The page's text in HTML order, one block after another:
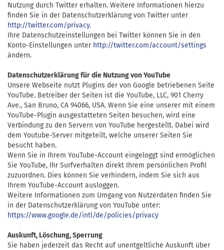
Nutzung durch Twitter erhalten. Weitere Informationen hierzu
finden Sie in der Datenschutzerklärung von Twitter unter
http://twitter.com/privacy.
Ihre Datenschutzeinstellungen bei Twitter können Sie in den
Konto-Einstellungen unter http://twitter.com/account/settings
ändern.
Datenschutzerklärung für die Nutzung von YouTube
Unsere Webseite nutzt Plugins der von Google betriebenen Seite
YouTube. Betreiber der Seiten ist die YouTube, LLC, 901 Cherry
Ave., San Bruno, CA 94066, USA. Wenn Sie eine unserer mit einem
YouTube-Plugin ausgestatteten Seiten besuchen, wird eine
Verbindung zu den Servern von YouTube hergestellt. Dabei wird
dem Youtube-Server mitgeteilt, welche unserer Seiten Sie
besucht haben.
Wenn Sie in Ihrem YouTube-Account eingeloggt sind ermöglichen
Sie YouTube, Ihr Surfverhalten direkt Ihrem persönlichen Profil
zuzuordnen. Dies können Sie verhindern, indem Sie sich aus
Ihrem YouTube-Account ausloggen.
Weitere Informationen zum Umgang von Nutzerdaten finden Sie
in der Datenschutzerklärung von YouTube unter:
https://www.google.de/intl/de/policies/privacy
Auskunft, Löschung, Sperrung
Sie haben jederzeit das Recht auf unentgeltliche Auskunft über